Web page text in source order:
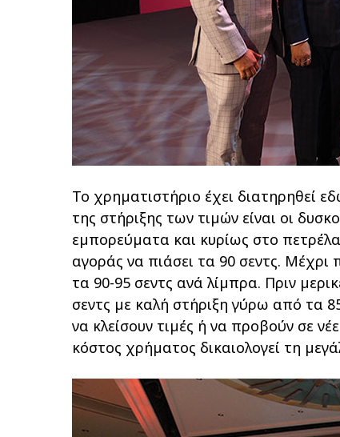
Το χρηµατιστήριο έχει διατηρηθεί
της στήριξης των τιµών είναι οι
εµπορεύµατα και κυρίως στο
αγοράς να πιάσει τα 90 σεντς.
τα 90-95 σεντς ανά λίµπρα. Πριν
σεντς µε καλή στήριξη γύρω από τα
να κλείσουν τιµές ή να προβούν σε
κόστος χρήµατος δικαιολογεί τη